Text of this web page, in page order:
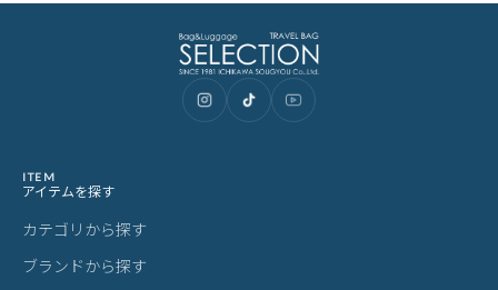
ITEM
アイテムを探す
カテゴリから探す
ブランドから探す